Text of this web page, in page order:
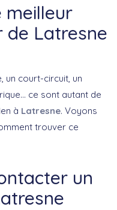
meilleur
de Latresne
un court-circuit, un
ce sont autant de
à Latresne. Voyons
trouver ce
un